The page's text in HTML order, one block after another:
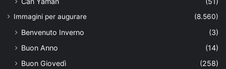
Immagini per augurare (8.560)
Benvenuto Inverno
(3)
Buon Anno
(14)
Buon Giovedì
(258)